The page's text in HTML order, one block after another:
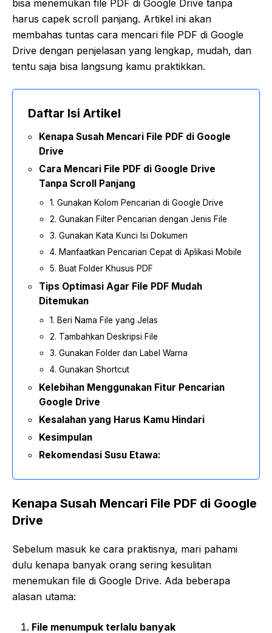
bisa menemukan file PDF di Google Drive tanpa
harus capek scroll panjang. Artikel ini akan
membahas tuntas cara mencari file PDF di Google
Drive dengan penjelasan yang lengkap, mudah, dan
tentu saja bisa langsung kamu praktikkan.
Daftar Isi Artikel
Kenapa Susah Mencari File PDF di Google
Drive
Cara Mencari File PDF di Google Drive
Tanpa Scroll Panjang
1. Gunakan Kolom Pencarian di Google Drive
2. Gunakan Filter Pencarian dengan Jenis File
3. Gunakan Kata Kunci Isi Dokumen
4. Manfaatkan Pencarian Cepat di Aplikasi Mobile
5. Buat Folder Khusus PDF
Tips Optimasi Agar File PDF Mudah
Ditemukan
1. Beri Nama File yang Jelas
2. Tambahkan Deskripsi File
3. Gunakan Folder dan Label Warna
4. Gunakan Shortcut
Kelebihan Menggunakan Fitur Pencarian
Google Drive
Kesalahan yang Harus Kamu Hindari
Kesimpulan
Rekomendasi Susu Etawa:
Kenapa Susah Mencari File PDF di Google
Drive
Sebelum masuk ke cara praktisnya, mari pahami
dulu kenapa banyak orang sering kesulitan
menemukan file di Google Drive. Ada beberapa
alasan utama:
File menumpuk terlalu banyak